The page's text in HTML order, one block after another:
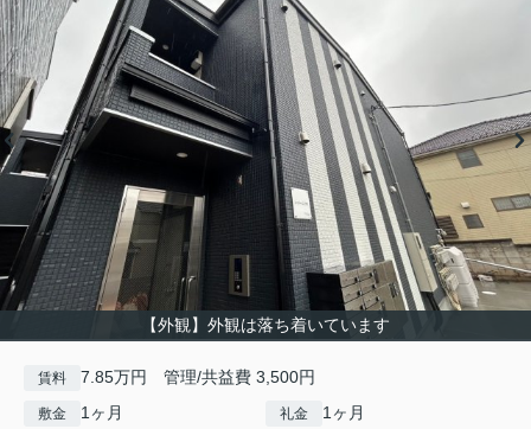
【外観】外観は落ち着いています
賃料 7.85万円 管理/共益費 3,500円
敷金 1ヶ月 礼金 1ヶ月